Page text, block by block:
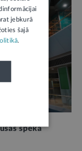
spēkā
jebkurā
šajā
.